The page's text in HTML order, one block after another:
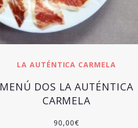
LA AUTÉNTICA CARMELA
MENÚ DOS LA AUTÉNTICA
CARMELA
90,00€